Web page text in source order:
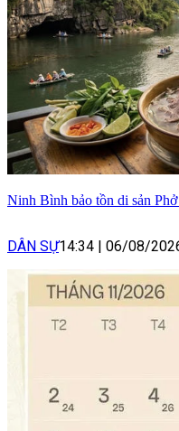
Ninh Bình bảo tồn di sản
DÂN SỰ14:34 06/08/